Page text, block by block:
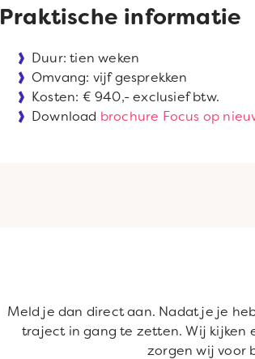
Praktische informatie
Duur: tien weken
Omvang: vijf gesprekken
Kosten: € 940,- exclusief btw.
Download brochure Focus op
Meld je dan direct aan. Nadat je je
traject in gang te zetten. Wij kijken
zorgen wij voor